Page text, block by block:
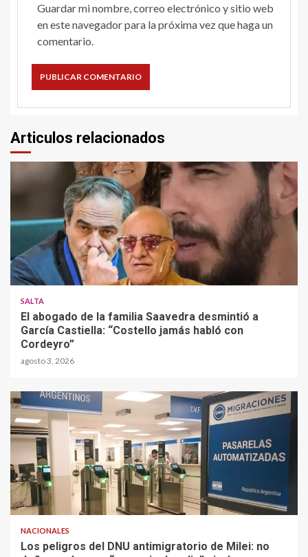
Guardar mi nombre, correo electrónico y sitio web
en este navegador para la próxima vez que haga un
comentario.
Articulos relacionados
SALTA
El abogado de la familia Saavedra desmintió a
García Castiella: “Costello jamás habló con
Cordeyro”
agosto 3, 2026
NACIONALES
Los peligros del DNU antimigratorio de Milei: no